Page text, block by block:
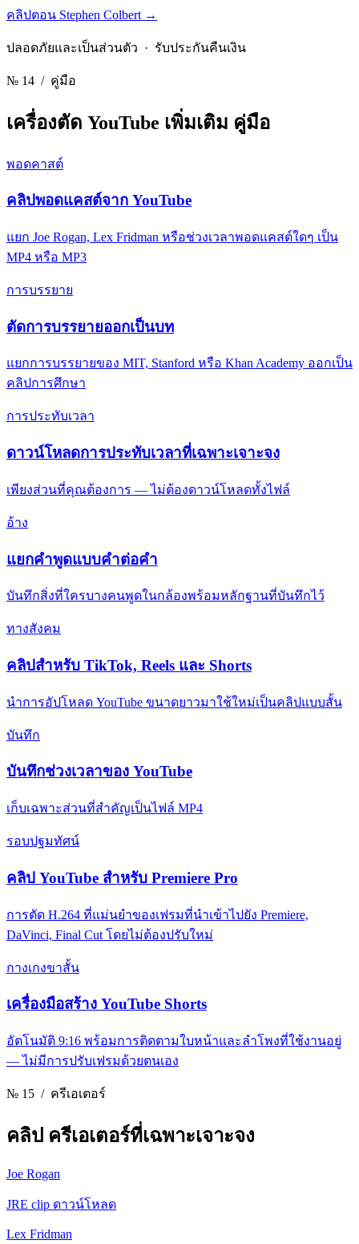
คลิปตอน Stephen Colbert →
ปลอดภัยและเป็นส่วนตัว · รับประกันคืนเงิน
№ 14 / คู่มือ
เครื่องตัด YouTube เพิ่มเติม คู่มือ
พอดคาสต์
คลิปพอดแคสต์จาก YouTube
แยก Joe Rogan, Lex Fridman หรือช่วงเวลาพอดแคสต์ใดๆ เป็น
MP4 หรือ MP3
การบรรยาย
ตัดการบรรยายออกเป็นบท
แยกการบรรยายของ MIT, Stanford หรือ Khan Academy ออกเป็น
คลิปการศึกษา
การประทับเวลา
ดาวน์โหลดการประทับเวลาที่เฉพาะเจาะจง
เพียงส่วนที่คุณต้องการ — ไม่ต้องดาวน์โหลดทั้งไฟล์
อ้าง
แยกคําพูดแบบคําต่อคํา
บันทึกสิ่งที่ใครบางคนพูดในกล้องพร้อมหลักฐานที่บันทึกไว้
ทางสังคม
คลิปสําหรับ TikTok, Reels และ Shorts
นําการอัปโหลด YouTube ขนาดยาวมาใช้ใหม่เป็นคลิปแบบสั้น
บันทึก
บันทึกช่วงเวลาของ YouTube
เก็บเฉพาะส่วนที่สําคัญเป็นไฟล์ MP4
รอบปฐมทัศน์
คลิป YouTube สําหรับ Premiere Pro
การตัด H.264 ที่แม่นยําของเฟรมที่นําเข้าไปยัง Premiere,
DaVinci, Final Cut โดยไม่ต้องปรับใหม่
กางเกงขาสั้น
เครื่องมือสร้าง YouTube Shorts
อัตโนมัติ 9:16 พร้อมการติดตามใบหน้าและลําโพงที่ใช้งานอยู่
— ไม่มีการปรับเฟรมด้วยตนเอง
№ 15 / ครีเอเตอร์
คลิป ครีเอเตอร์ที่เฉพาะเจาะจง
Joe Rogan
JRE clip ดาวน์โหลด
Lex Fridman